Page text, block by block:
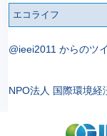
エコライフ
@ieei2011 からのツ
NPO法人 国際環境経